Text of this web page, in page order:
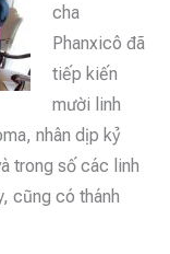
cha
Phanxicô đã
tiếp kiến
mười linh
nhân dịp kỷ
trong số các linh
cũng có thánh